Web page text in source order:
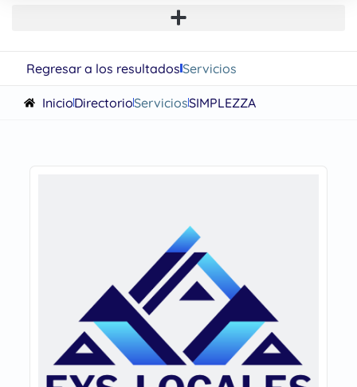
Regresar a los resultadosServicios
InicioDirectorioServiciosSIMPLEZZA